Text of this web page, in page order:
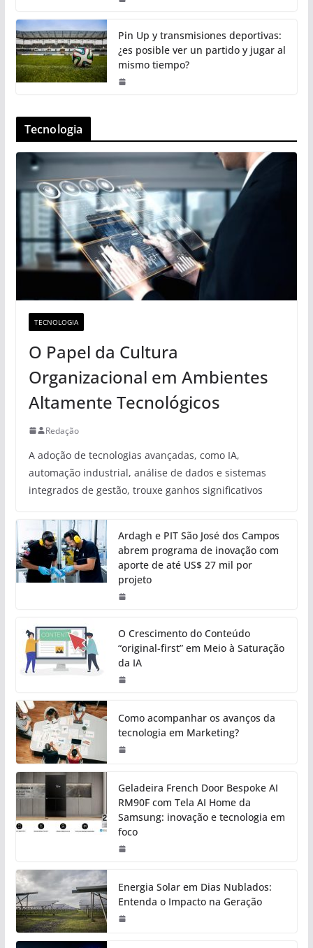
Pin Up y transmisiones deportivas:
¿es posible ver un partido y jugar al
mismo tiempo?
Tecnologia
TECNOLOGIA
O Papel da Cultura
Organizacional em Ambientes
Altamente Tecnológicos
Redação
A adoção de tecnologias avançadas, como IA,
automação industrial, análise de dados e sistemas
integrados de gestão, trouxe ganhos significativos
Ardagh e PIT São José dos Campos
abrem programa de inovação com
aporte de até US$ 27 mil por
projeto
O Crescimento do Conteúdo
“original-first” em Meio à Saturação
da IA
Como acompanhar os avanços da
tecnologia em Marketing?
Geladeira French Door Bespoke AI
RM90F com Tela AI Home da
Samsung: inovação e tecnologia em
foco
Energia Solar em Dias Nublados:
Entenda o Impacto na Geração